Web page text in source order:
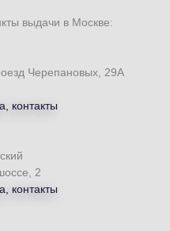
выдачи в Москве:
Черепановых, 29А
контакты
2
контакты